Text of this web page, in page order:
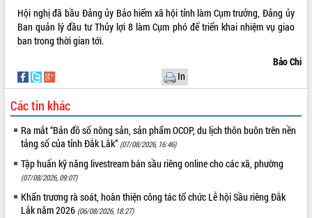
Hội nghị đã bầu Đảng ủy Bảo hiểm xã hội tỉnh làm Cụm trưởng, Đảng ủy
Ban quản lý đầu tư Thủy lợi 8 làm Cụm phó để triển khai nhiệm vụ giao
ban trong thời gian tới.
Bảo Chi
In
Các tin khác
Ra mắt “Bản đồ số nông sản, sản phẩm OCOP, du lịch thôn buôn trên nền
tảng số của tỉnh Đắk Lắk” (07/08/2026, 16:46)
Tập huấn kỹ năng livestream bán sầu riêng online cho các xã, phường
(07/08/2026, 09:07)
Khẩn trương rà soát, hoàn thiện công tác tổ chức Lễ hội Sầu riêng Đắk
Lắk năm 2026 (06/08/2026, 18:27)